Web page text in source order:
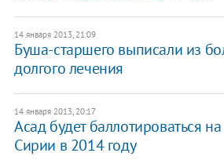
14 января 2013, 21:09
Буша-старшего выписали из
долгого лечения
14 января 2013, 20:17
Асад будет баллотироваться
Сирии в 2014 году